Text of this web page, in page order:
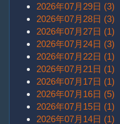
2026年07月29日 (3)
2026年07月28日 (3)
2026年07月27日 (1)
2026年07月24日 (3)
2026年07月22日 (1)
2026年07月21日 (1)
2026年07月17日 (1)
2026年07月16日 (5)
2026年07月15日 (1)
2026年07月14日 (1)